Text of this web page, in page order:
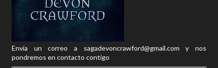
Envía un correo a sagadevoncrawford@gmail.com y nos
pondremos en contacto contigo